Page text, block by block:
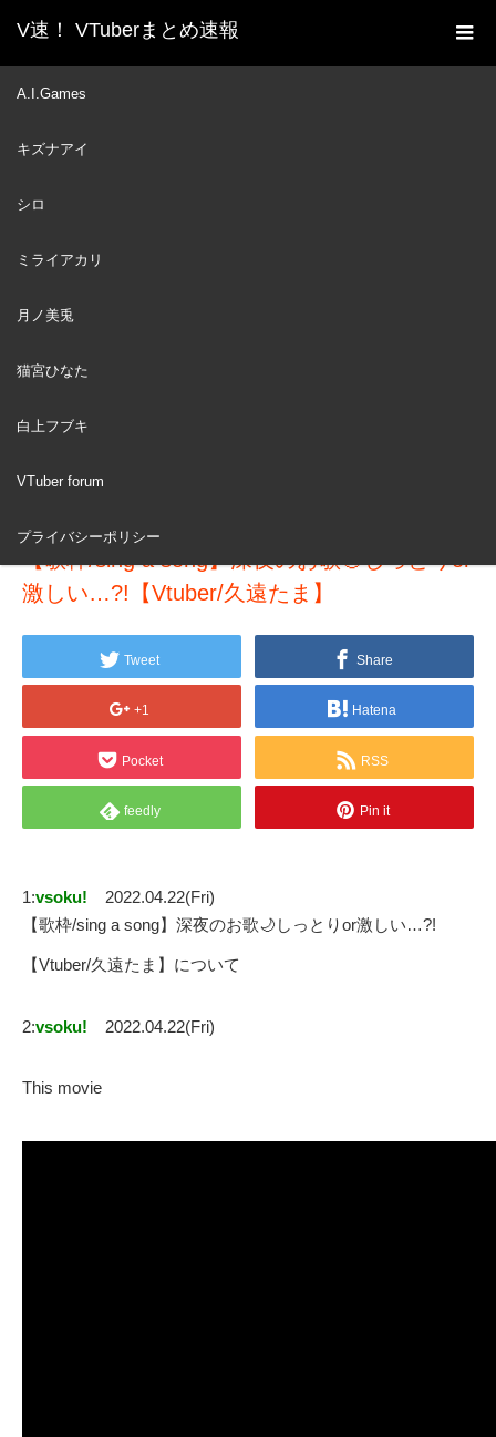
V速！ VTuberまとめ速報
A.I.Games
キズナアイ
シロ
ミライアカリ
月ノ美兎
猫宮ひなた
白上フブキ
VTuber forum
プライバシーポリシー
ホーム
新着動画一覧
23
【歌枠/sing a song】深夜のお歌🌙しっとりor
激しい…?!【Vtuber/久遠たま】
Tweet Share
+1 Hatena
Pocket RSS
feedly Pin it
1:vsoku!
2022.04.22(Fri)
【歌枠/sing a song】深夜のお歌🌙しっとりor激しい…?!
【Vtuber/久遠たま】について
2:vsoku! 2022.04.22(Fri)
This movie